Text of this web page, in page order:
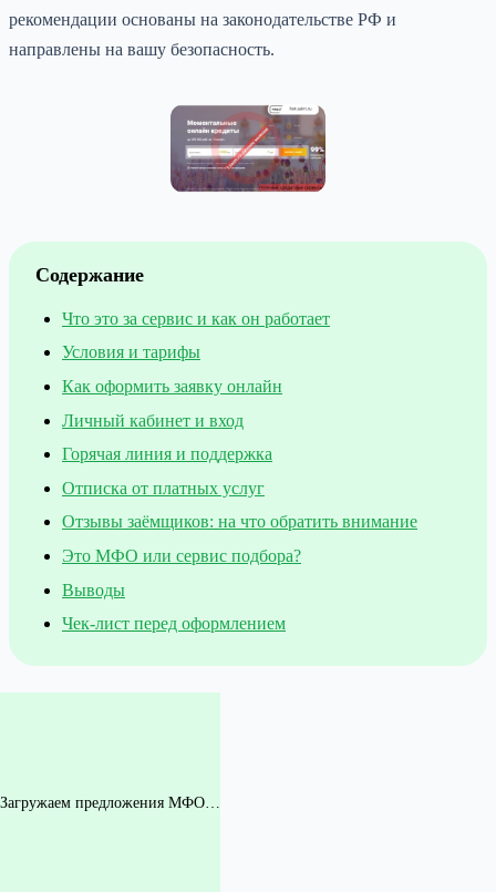
рекомендации основаны на законодательстве РФ и
направлены на вашу безопасность.
Содержание
Что это за сервис и как он работает
Условия и тарифы
Как оформить заявку онлайн
Личный кабинет и вход
Горячая линия и поддержка
Отписка от платных услуг
Отзывы заёмщиков: на что обратить внимание
Это МФО или сервис подбора?
Выводы
Чек-лист перед оформлением
Загружаем предложения МФО…